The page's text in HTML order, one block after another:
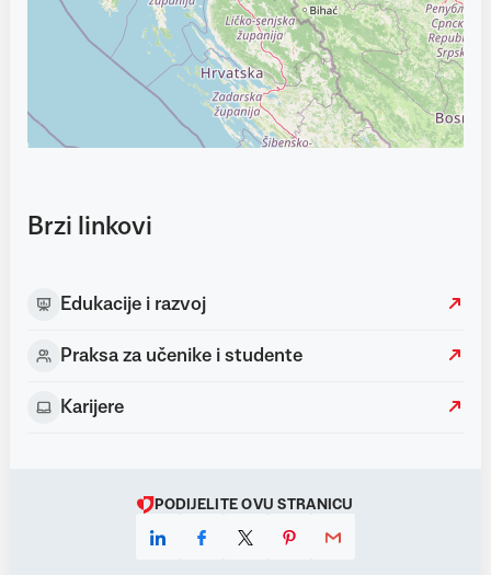
Brzi linkovi
Edukacije i razvoj
Praksa za učenike i studente
Karijere
PODIJELITE OVU STRANICU